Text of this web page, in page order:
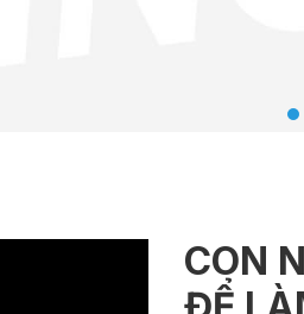
CON